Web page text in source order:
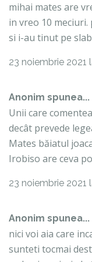
mihai mates are
in vreo 10
si i-au tinut pe
23 noiembrie 2021
Anonim spunea...
Unii care
decât prevede
Mates băiatul
Irobiso are ceva
23 noiembrie 2021
Anonim spunea...
nici voi aia care
sunteti tocmai